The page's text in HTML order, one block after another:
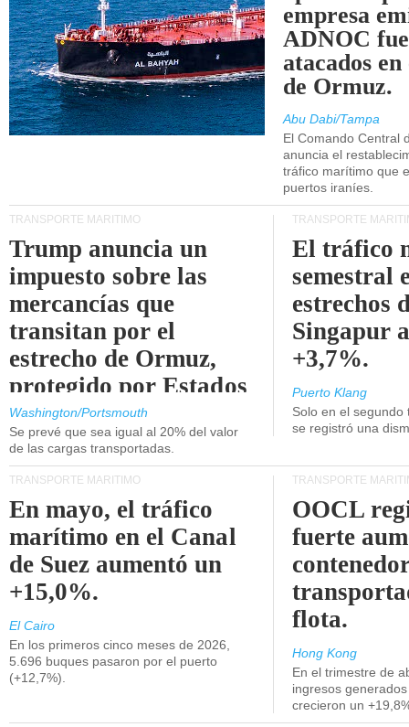
empresa
ADNOC
atacados
de Ormuz.
Abu Dabi/Tampa
El Comando Central
anuncia el
tráfico marítimo que
puertos iraníes.
TRANSPORTE MARÍTIMO
Trump anuncia un
impuesto sobre las
mercancías que
transitan por el
estrecho de Ormuz,
protegido por Estados
Unidos.
Washington/Portsmouth
Se prevé que sea igual al 20% del valor
de las cargas transportadas.
TRANSPORTE
El tráfico
semestral
estrechos
Singapur
+3,7%.
Puerto Klang
Solo en el
se registró una
TRANSPORTE MARÍTIMO
En mayo, el tráfico
marítimo en el Canal
de Suez aumentó un
+15,0%.
El Cairo
En los primeros cinco meses de 2026,
5.696 buques pasaron por el puerto
(+12,7%).
TRANSPORTE
OOCL
fuerte
flota.
Hong Kong
En el trimestre de
ingresos
crecieron un